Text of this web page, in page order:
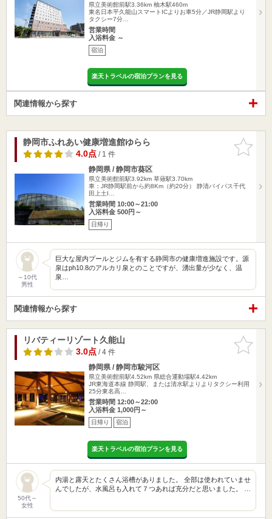
県立美術館前駅3.36km 柚木駅460m
東名日本平久能山スマートICよりお車5分／JR静岡駅より
タクシー7分…
営業時間
入浴料金 ～
宿泊
楽天トラベルの宿泊プランを見る
関連情報から探す
お気に入
りに追加
静岡市ふれあい健康増進館ゆらら
4.0点/ 1 件
静岡県 / 静岡市葵区
県立美術館前駅3.92km 草薙駅3.70km
車：JR静岡駅前から約8Km（約20分） 静清バイパス千代
田上土I…
営業時間 10:00～21:00
入浴料金 500円～
日帰り
～10代
男性
巨大な屋内プールとジムを有する静岡市の健康増進施設です。源
泉はph10.8のアルカリ泉とのことですが、湧出量が少なく、温
泉…
関連情報から探す
お気に入
りに追加
リバティーリゾート久能山
3.0点/ 4 件
静岡県 / 静岡市駿河区
県立美術館前駅4.52km 県総合運動場駅4.42km
JR東海道本線 静岡駅、または清水駅よりよりタクシー利用
25分東名高…
営業時間 12:00～22:00
入浴料金 1,000円～
日帰り 宿泊
楽天トラベルの宿泊プランを見る
50代～
女性
内湯と露天とたくさん浴槽がありました。 全部は使われていませ
んでしたが、水風呂も入れて７つあれば充分だと思いました。 …